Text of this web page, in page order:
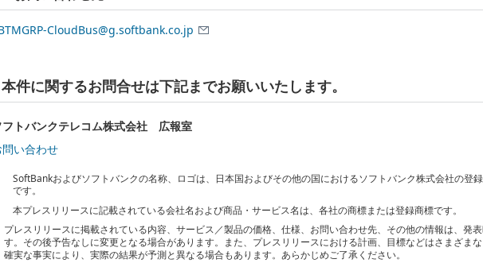
CloudBus@g.softbank.co.jp
本件に関するお問合せは下記までお願いいたします。
フトバンクテレコム株式会社 広報室
い合わせ
SoftBankおよびソフトバンクの名称、ロゴは、日本国およびその他の国におけるソフトバンク株式会社の登
です。
本プレスリリースに記載されている会社名および商品・サービス名は、各社の商標または登録商標です。
プレスリリースに掲載されている内容、サービス／製品の価格、仕様、お問い合わせ先、その他の情報は、発
す。その後予告なしに変更となる場合があります。また、プレスリリースにおける計画、目標などはさまざま
確実な事実により、実際の結果が予測と異なる場合もあります。あらかじめご了承ください。